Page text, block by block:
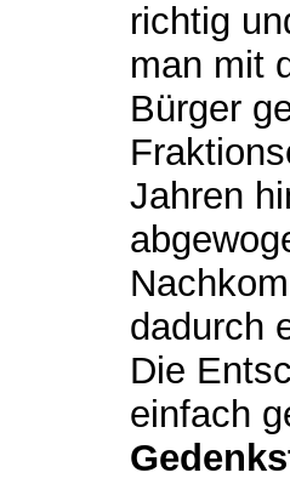
richtig
man mit
Bürger
Jahren
dadurch
Die
einfach